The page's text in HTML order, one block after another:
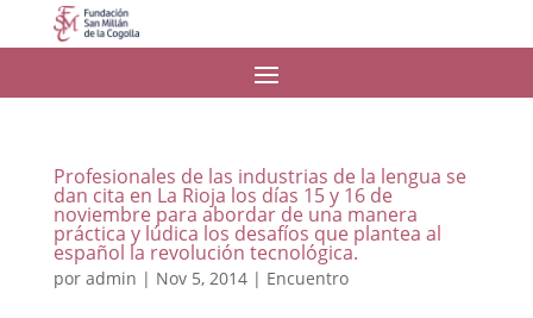
Profesionales de las industrias de la lengua se
dan cita en La Rioja los días 15 y 16 de
noviembre para abordar de una manera
práctica y lúdica los desafíos que plantea al
español la revolución tecnológica.
por admin | Nov 5, 2014| Encuentro